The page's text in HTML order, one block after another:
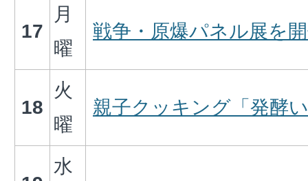
17
月
曜
戦争・原爆パネル展を
18
火
曜
親子クッキング「発酵
水